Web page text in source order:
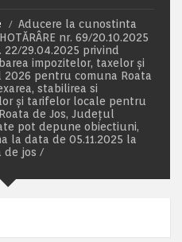
Aducere la cunostinta
nr. 69/20.10.2025
22/29.04.2025 privind
impozitelor, taxelor și
pentru comuna Roata
stabilirea si
și tarifelor locale pentru
de Jos, Județul
pot depune obiectiuni,
la data de 05.11.2025 la
de jos /